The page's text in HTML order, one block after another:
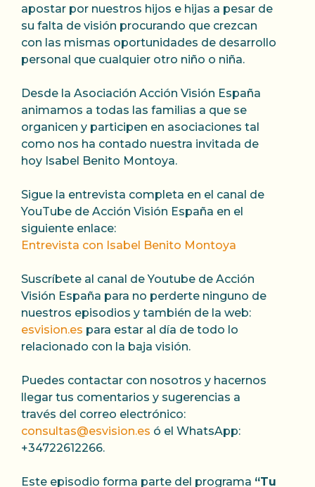
apostar por nuestros hijos e hijas a pesar de
su falta de visión procurando que crezcan
con las mismas oportunidades de desarrollo
personal que cualquier otro niño o niña.
Desde la Asociación Acción Visión España
animamos a todas las familias a que se
organicen y participen en asociaciones tal
como nos ha contado nuestra invitada de
hoy Isabel Benito Montoya.
Sigue la entrevista completa en el canal de
YouTube de Acción Visión España en el
siguiente enlace:
Entrevista con Isabel Benito Montoya
Suscríbete al canal de Youtube de Acción
Visión España para no perderte ninguno de
nuestros episodios y también de la web:
esvision.es para estar al día de todo lo
relacionado con la baja visión.
Puedes contactar con nosotros y hacernos
llegar tus comentarios y sugerencias a
través del correo electrónico:
consultas@esvision.es ó el WhatsApp:
+34722612266.
Este episodio forma parte del programa “Tu